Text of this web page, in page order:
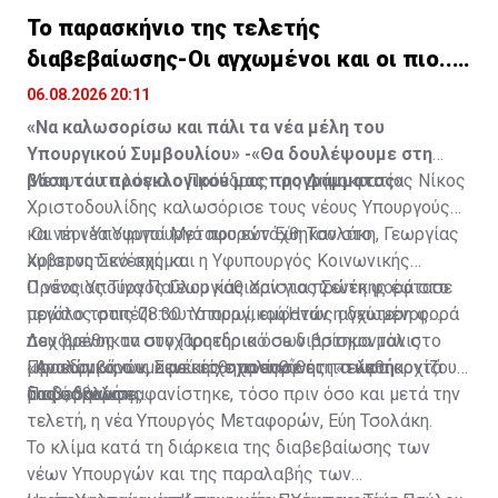
Πηγή: ΚΥΠΕ
Το παρασκήνιο της τελετής
διαβεβαίωσης-Οι αγχωμένοι και οι πιο..
χαλαροί (vid)
06.08.2026 20:11
«Να καλωσορίσω και πάλι τα νέα μέλη του
Υπουργικού Συμβουλίου» -«Θα δουλέψουμε στη
βάση του προεκλογικού μας προγράμματος»
Με αυτά τα λόγια ο Πρόεδρος της Δημοκρατίας Νίκος
Χριστοδουλίδης καλωσόρισε τους νέους Υπουργούς
και τη νέα Υφυπουργό που εντάχθηκαν στο
κυβερνητικό σχήμα.
Οι νέοι Υπουργοί Μεταφορών Εύη Τσολάκη, Γεωργίας
Χρίστος Σενέκης και η Υφυπουργός Κοινωνικής
Πρόνοιας Τίνα Παύλου κάθισαν για πρώτη φορά στο
μεγάλο τραπέζι του Υπουργικού.Ήταν η δεύτερη φορά
που βρέθηκαν στο Προεδρικό σε διάστημα μόλις
μερικών ωρών, αφού είχε προηγήθει η τελετή
διαβεβαιώσης.
Ο νέος Υπουργός Γεωργίας Χρίστος Σενέκης έφτασε
πρώτος στις 08:30 το πρωί, εμφανώς αγχωμένος.
«Αναλαμβάνουμε με αίσθημα ευθύνης τα καθήκοντά
μας», δήλωσε.
Δεχόμενος τα συγχαρητήρια όσων βρίσκονταν στο
Προεδρικό, ο κ. Σενέκης σχολίασε ότι «τώρα αρχίζουν
τα δύσκολα».
Πιο σοβαρή εμφανίστηκε, τόσο πριν όσο και μετά την
τελετή, η νέα Υπουργός Μεταφορών, Εύη Τσολάκη.
Το κλίμα κατά τη διάρκεια της διαβεβαίωσης των
νέων Υπουργών και της παραλαβής των